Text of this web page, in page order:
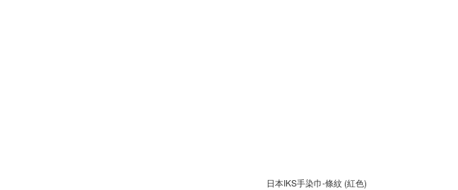
日本IKS手染巾-條紋 (紅色)